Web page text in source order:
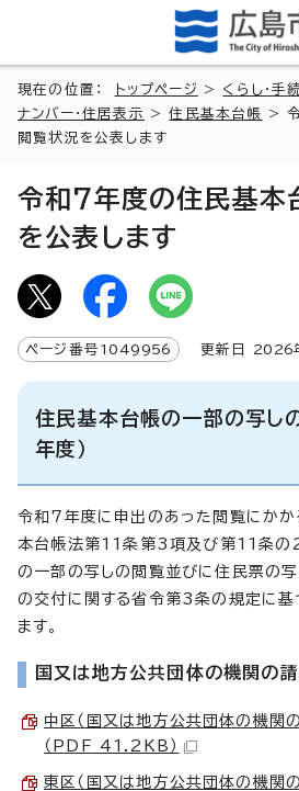
現在の位置： トップページ > くらし・手
ナンバー・住居表示
>住民基本台帳
>
閲覧状況を公表します
令和7年度の住民基本
を公表します
ページ番号 1049956 更新日 2026
住民基本台帳の一部の写し
年度）
令和7年度に申出のあった閲覧にかか
本台帳法第11条第3項及び第11条の
の一部の写しの閲覧並びに住民票の
の交付に関する省令第3条の規定に基
ます。
国又は地方公共団体の機関の
中区（国又は地方公共団体の機関
（PDF 41.2KB）
東区（国又は地方公共団体の機関